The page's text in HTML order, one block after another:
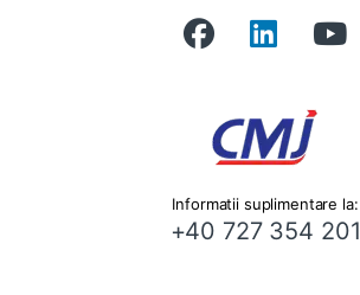
Informatii suplimentare la:
+40 727 354 201